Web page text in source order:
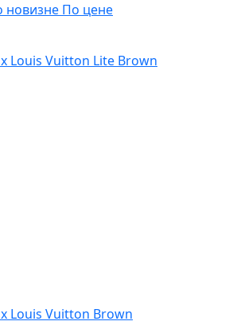
новизне По цене
Louis Vuitton Lite Brown
Louis Vuitton Brown